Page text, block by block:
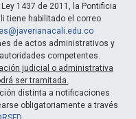
1437 de 2011, la Pontificia
tiene habilitado el correo
de actos administrativos y
competentes.
judicial o administrativa
ser tramitada.
distinta a notificaciones
obligatoriamente a través